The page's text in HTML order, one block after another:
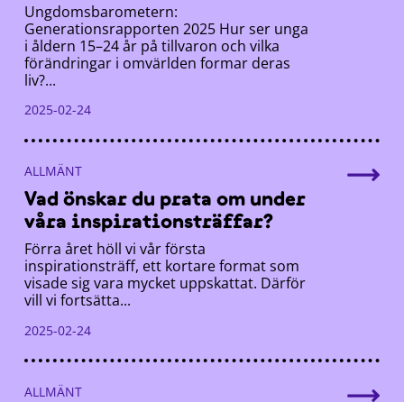
Ungdomsbarometern:
Generationsrapporten 2025 Hur ser unga
i åldern 15–24 år på tillvaron och vilka
förändringar i omvärlden formar deras
liv?...
2025-02-24
ALLMÄNT
Vad önskar du prata om under
våra inspirationsträffar?
Förra året höll vi vår första
inspirationsträff, ett kortare format som
visade sig vara mycket uppskattat. Därför
vill vi fortsätta...
2025-02-24
ALLMÄNT